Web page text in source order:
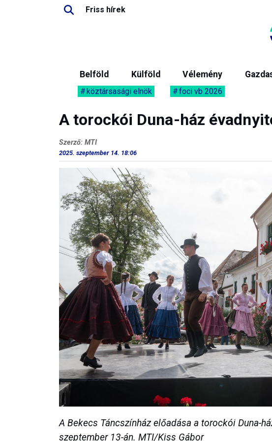
Friss hírek
Belföld Külföld Vélemény
köztársasági elnök foci vb 2026
A torockói Duna-ház
Szerző: MTI
2025. szeptember 14. 18:06
A Bekecs Táncszínház előadása a torockói Duna-
szeptember 13-án. MTI/Kiss Gábor